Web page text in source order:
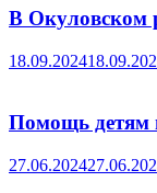
В Окуловском
18.09.2024
Помощь детям
27.06.2024